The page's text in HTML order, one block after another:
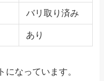
バリ取り済み
あり
になっています。